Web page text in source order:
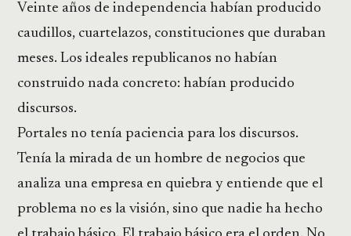
Veinte años de independencia habían producido
caudillos, cuartelazos, constituciones que duraban
meses. Los ideales republicanos no habían
construido nada concreto: habían producido
discursos.
Portales no tenía paciencia para los discursos.
Tenía la mirada de un hombre de negocios que
analiza una empresa en quiebra y entiende que el
problema no es la visión, sino que nadie ha hecho